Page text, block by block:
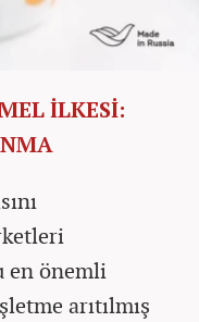
İLKESİ:
en önemli
arıtılmış